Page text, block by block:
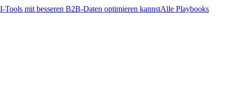
mit besseren B2B-Daten optimieren kannstAlle Playbooks